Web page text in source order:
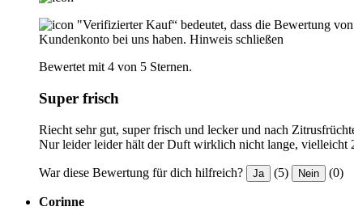
"Verifizierter Kauf“ bedeutet, dass die Bewertung
Kundenkonto bei uns haben. Hinweis schließen
Bewertet mit 4 von 5 Sternen.
Super frisch
Riecht sehr gut, super frisch und lecker und nach
Nur leider leider hält der Duft wirklich nicht lange, vielleicht
War diese Bewertung für dich hilfreich? Ja (5) Nein (0)
Corinne